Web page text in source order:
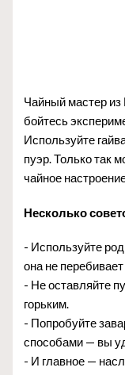
Чайный мастер из
бойтесь
Используйте
пуэр. Только так
чайное
Несколько
- Используйте
она не
- Не оставляйте
горьким.
- Попробуйте
способами — вы
- И главное —